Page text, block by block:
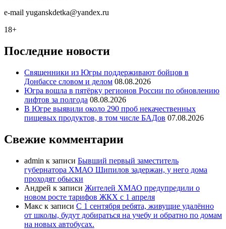
e-mail yuganskdetka@yandex.ru
18+
Последние новости
Священники из Югры поддерживают бойцов в
Донбассе словом и делом 08.08.2026
Югра вошла в пятёрку регионов России по обновлению
лифтов за полгода 08.08.2026
В Югре выявили около 290 проб некачественных
пищевых продуктов, в том числе БАДов 07.08.2026
Свежие комментарии
admin к записи Бывший первый заместитель
губернатора ХМАО Шипилов задержан, у него дома
проходят обыски
Андрей к записи Жителей ХМАО предупредили о
новом росте тарифов ЖКХ с 1 апреля
Макс к записи С 1 сентября ребята, живущие удалённо
от школы, будут добираться на учебу и обратно по домам
на новых автобусах.